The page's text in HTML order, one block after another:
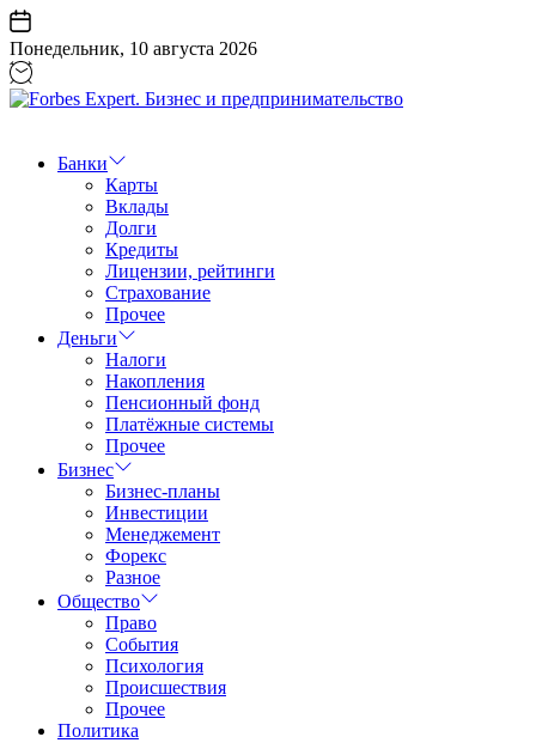
Перейти
к
содержанию
Понедельник, 10 августа 2026
Бизнес
предпринимательство
Банки
Карты
Вклады
Долги
Кредиты
Лицензии, рейтинги
Страхование
Прочее
Деньги
Налоги
Накопления
Пенсионный фонд
Платёжные системы
Прочее
Бизнес
Бизнес-планы
Инвестиции
Менеджемент
Форекс
Разное
Общество
Право
События
Психология
Происшествия
Прочее
Политика